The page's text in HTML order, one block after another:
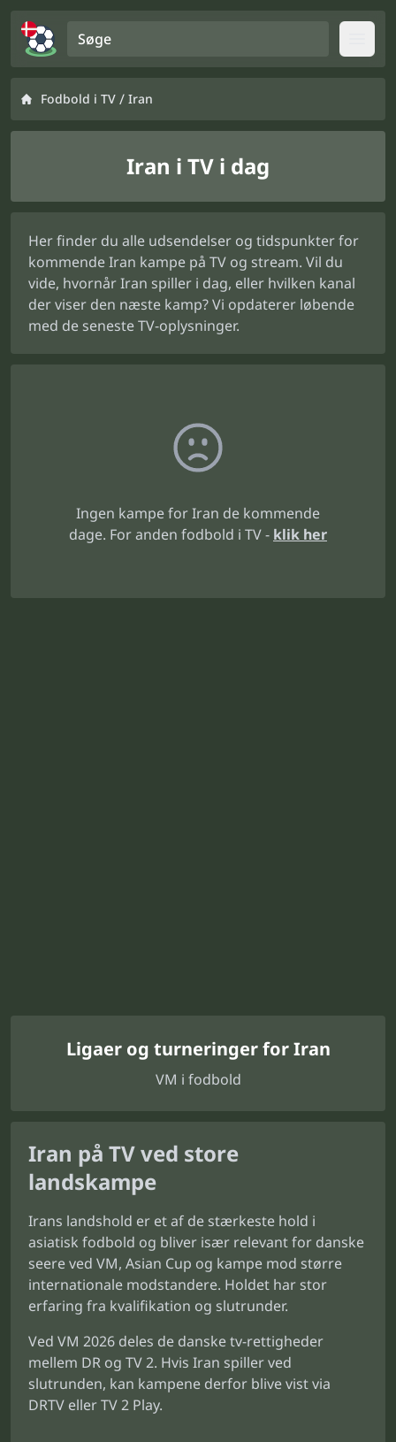
Fodbold i TV / Iran
Iran i TV i dag
Her finder du alle udsendelser og tidspunkter for
kommende Iran kampe på TV og stream. Vil du
vide, hvornår Iran spiller i dag, eller hvilken kanal
der viser den næste kamp? Vi opdaterer løbende
med de seneste TV-oplysninger.
Ingen kampe for Iran de kommende
dage. For anden fodbold i TV - klik her
Ligaer og turneringer for Iran
VM i fodbold
Iran på TV ved store
landskampe
Irans landshold er et af de stærkeste hold i
asiatisk fodbold og bliver især relevant for danske
seere ved VM, Asian Cup og kampe mod større
internationale modstandere. Holdet har stor
erfaring fra kvalifikation og slutrunder.
Ved VM 2026 deles de danske tv-rettigheder
mellem DR og TV 2. Hvis Iran spiller ved
slutrunden, kan kampene derfor blive vist via
DRTV eller TV 2 Play.